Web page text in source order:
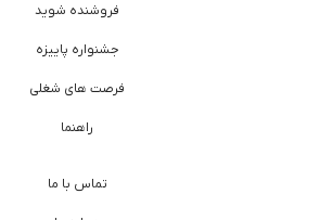
فروشنده شوید
جشنواره پاییزه
فرصت های شغلی
راهنما
تماس با ما